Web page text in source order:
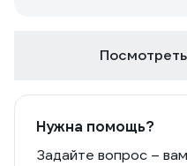
Нужна помощь?
Задайте вопрос –